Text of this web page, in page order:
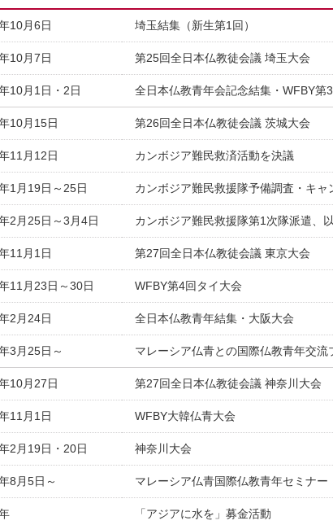
10月6日 埼玉結集（新生第1回）
10月7日 第25回全日本仏教徒会議 埼玉大会
10月1日・2日 全日本仏教青年会記念結集・WFBY第
10月15日 第26回全日本仏教徒会議 茨城大会
11月12日 カンボジア難民救済活動を決議
1月19日～25日 カンボジア難民救援隊予備調査・キャ
2月25日～3月4日 カンボジア難民救援隊第1次隊派遣、
11月1日 第27回全日本仏教徒会議 東京大会
11月23日～30日 WFBY第4回タイ大会
2月24日 全日本仏教青年結集・大阪大会
3月25日～ マレーシア仏青との国際仏教青年交流
10月27日 第27回全日本仏教徒会議 神奈川大会
11月1日 WFBY大韓仏青大会
2月19日・20日 神奈川大会
8月5日～ マレーシア仏青国際仏教青年セミナー
「アジアに水を」募金活動